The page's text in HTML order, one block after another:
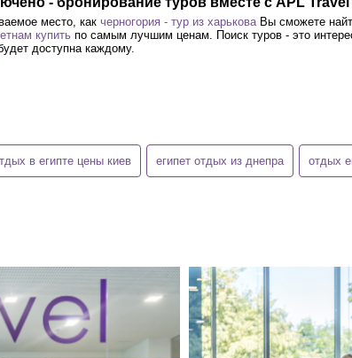
место, как черногория - тур из харьковаВы сможете
купить по самым лучшим ценам. Поиск туров - это
доступна каждому.
в египте цены киев египет отдых из днепра отдых